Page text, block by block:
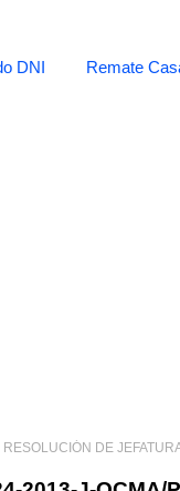
DNI Remate
RESOLUCIÓN DE JEFATURA N° 224-2013-J-OCMA/PJ